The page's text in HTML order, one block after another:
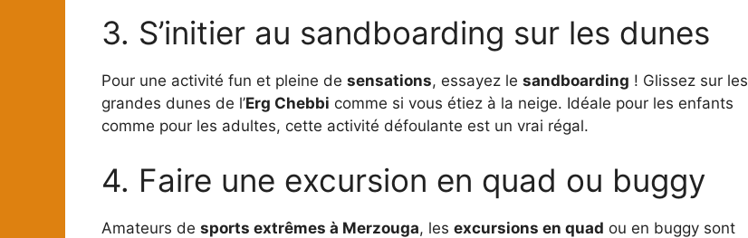
3. S’initier au sandboarding sur les dunes
Pour une activité fun et pleine de sensations, essayez le sandboarding ! Glissez sur les
grandes dunes de l’Erg Chebbi comme si vous étiez à la neige. Idéale pour les enfants
comme pour les adultes, cette activité défoulante est un vrai régal.
4. Faire une excursion en quad ou buggy
Amateurs de sports extrêmes à Merzouga, les excursions en quad ou en buggy sont